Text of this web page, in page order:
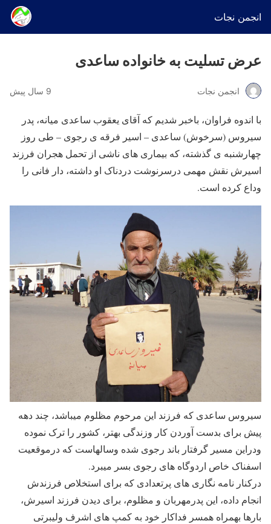
انجمن نجات
عرض تسلیت به خانواده ساعدی
انجمن نجات 9 سال پیش
با اندوه فراوان، باخبر شدیم که آقای یعقوب ساعدی میانه، پدر
سیروس (سرخوش) ساعدی – اسیر فرقه ی رجوی – طی روز
چهارشنبه ی گذشته، که بیماری های ناشی از تحمل هجران فرزند
اسیرش نقش مهمی درسرنوشت دردناک او داشته، دار فانی را
وداع کرده است.
سیروس ساعدی که فرزند این مرحوم مظلوم میباشد، چند دهه
پیش برای بدست آوردن کار وزندگی بهتر، کشور را ترک نموده
ودراین مسیر گرفتار باند رجوی شده وسالهاست که درموقعیت
اسفناک خاص اردوگاه های رجوی بسر میبرد.
درکنار نامه نگاری های پرتعدادی که برای استخلاص فرزندش
انجام داده، این پدرمهربان و مظلوم، برای دیدن فرزند اسیرش،
بارها بهمراه همسر فداکار خود به کمپ های اشرف ولیبرتی